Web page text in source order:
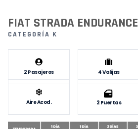
FIAT STRADA ENDURANCE
CATEGORÍA K
2 Pasajeros 4 Valijas
Aire Acod. 2 Puertas